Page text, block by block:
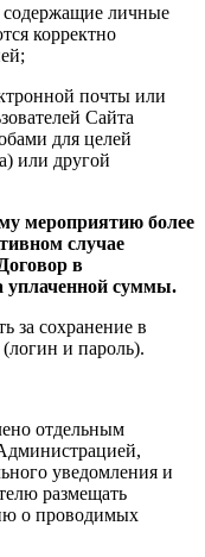
содержащие личные
корректно
почты или
Сайта
для целей
или другой
мероприятию более
случае
в
уплаченной суммы.
за сохранение в
и пароль).
отдельным
уведомления и
размещать
о проводимых